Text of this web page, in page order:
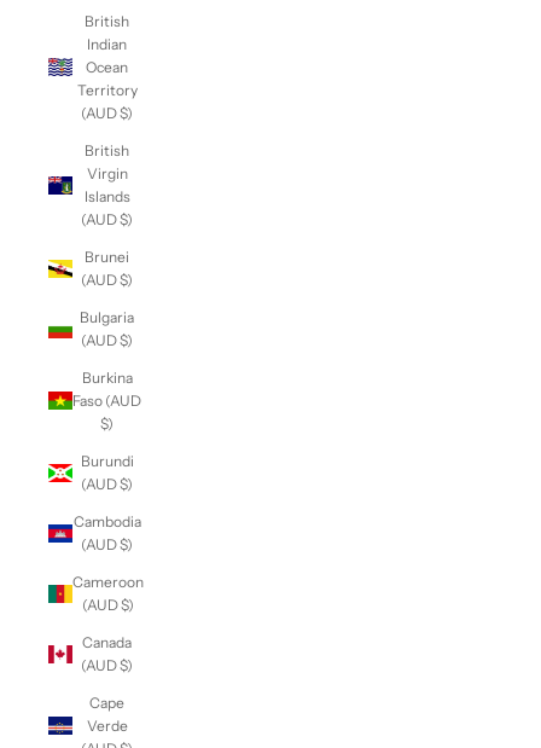
British
Indian
Ocean
Territory
(AUD $)
British
Virgin
Islands
(AUD $)
Brunei
(AUD $)
Bulgaria
(AUD $)
Burkina
Faso (AUD
$)
Burundi
(AUD $)
Cambodia
(AUD $)
Cameroon
(AUD $)
Canada
(AUD $)
Cape
Verde